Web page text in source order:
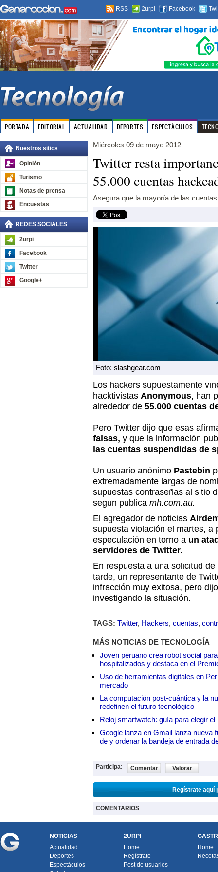
RSS 2urpi Facebook
PORTADA EDITORIAL ACTUALIDAD DEPORTES ESPECTÁCULOS
Nuestros sitios
Opinión
Turismo
Notas de prensa
Encuestas
REDES SOCIALES
2urpi
Facebook
Twitter
Google+
Miércoles 09 de mayo 2012
Twitter resta
55.000 cuentas
Asegura que la mayoría de las
Foto: slashgear.com
Los hackers supuestamente
hacktivistas Anonymous, han
alrededor de 55.000 cuentas
Pero Twitter dijo que esas
falsas, y que la información
las cuentas suspendidas de
Un usuario anónimo Pastebin
extremadamente largas de
supuestas contraseñas al sitio
segun publica mh.com.au.
El agregador de noticias
supuesta violación el martes, a
especulación en torno a un
servidores de Twitter.
En respuesta a una solicitud
tarde, un representante de
infracción muy exitosa, pero
investigando la situación.
TAGS: Twitter, Hackers, cuentas,
MÁS NOTICIAS DE TECNOLOGÍA
Joven peruano crea robot social
hospitalizados y destaca en el
Uso de herramientas digitales en
mercado
La computación post-cuántica y la
redefinen el futuro tecnológico
Reloj smartwatch: guía para elegir el
Google lanza en Gmail lanza nueva
de y ordenar la bandeja de entrada
Participa: Comentar Valorar
Regístrate aquí
COMENTARIOS
NOTICIAS
Actualidad
Deportes
Espectáculos
2URPI
Home
Regístrate
Post de usuarios
Home